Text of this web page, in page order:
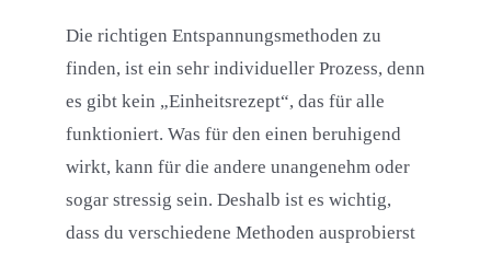
Die richtigen Entspannungsmethoden zu
finden, ist ein sehr individueller Prozess, denn
es gibt kein „Einheitsrezept“, das für alle
funktioniert. Was für den einen beruhigend
wirkt, kann für die andere unangenehm oder
sogar stressig sein. Deshalb ist es wichtig,
dass du verschiedene Methoden ausprobierst